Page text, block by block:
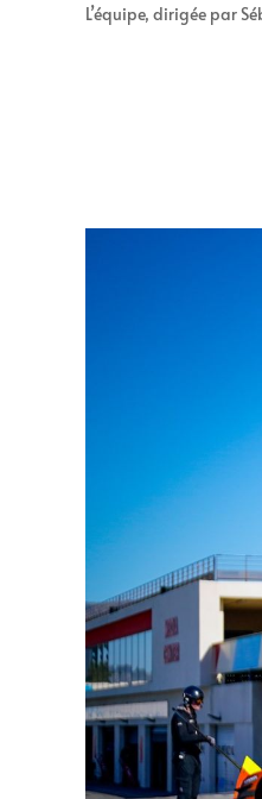
L’équipe, dirigée par